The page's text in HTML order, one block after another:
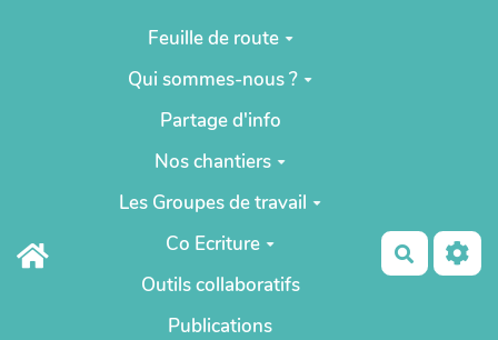
Aller au contenu principal
Feuille de route
Qui sommes-nous ?
Partage d'info
Nos chantiers
Les Groupes de travail
Co Ecriture
Outils collaboratifs
Publications